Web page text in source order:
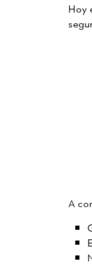
Hoy
A